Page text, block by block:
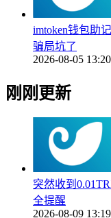
imtoken钱包助
骗局坑了
2026-08-05
刚刚更新
突然收到
全提醒
2026-08-09